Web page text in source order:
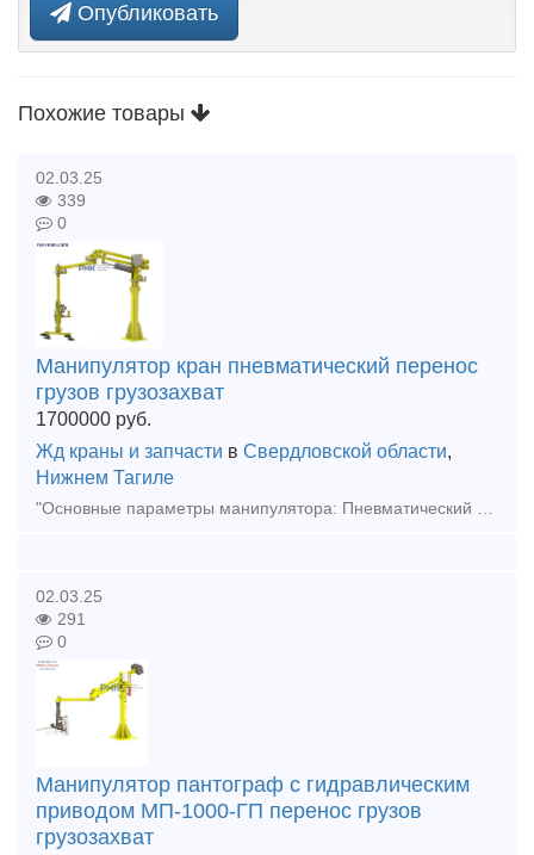
Опубликовать
Похожие товары
02.03.25
339
0
Манипулятор кран пневматический перенос
грузов грузозахват
1700000 руб.
Жд краны и запчасти в Свердловской области,
Нижнем Тагиле
"Основные параметры манипулятора: Пневматический привод вертикального перемещения Ручная динамическая регулировка обезвешивания нагрузки Грузоподъемность – 150 кг (с учётом веса грузозахватного мех
02.03.25
291
0
Манипулятор пантограф с гидравлическим
приводом МП-1000-ГП перенос грузов
грузозахват